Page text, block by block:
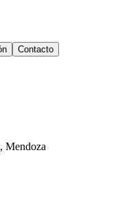
Contacto
Mendoza